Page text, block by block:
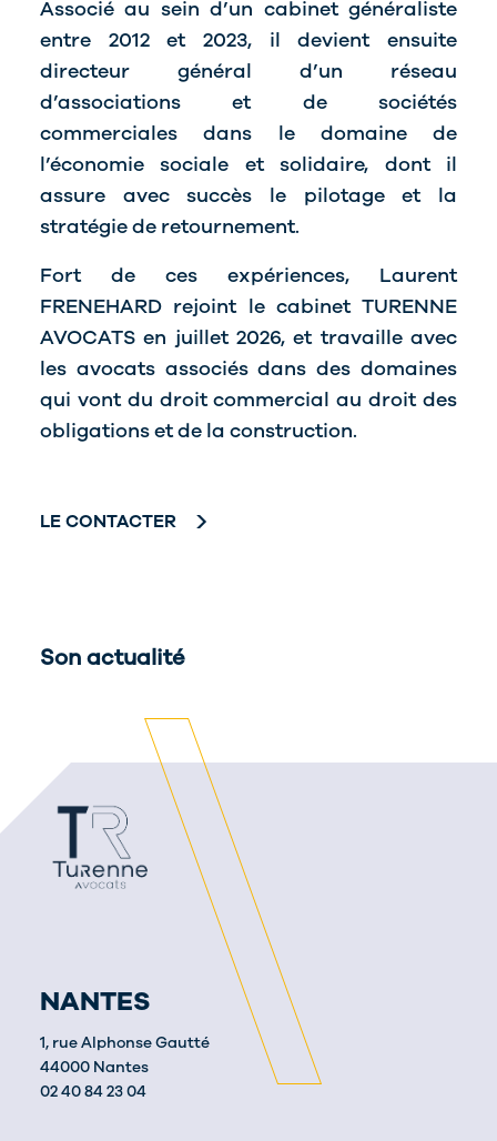
Associé au sein d’un cabinet généraliste
entre 2012 et 2023, il devient ensuite
directeur général d’un réseau
d’associations et de sociétés
commerciales dans le domaine de
l’économie sociale et solidaire, dont il
assure avec succès le pilotage et la
stratégie de retournement.
Fort de ces expériences, Laurent
FRENEHARD rejoint le cabinet TURENNE
AVOCATS en juillet 2026, et travaille avec
les avocats associés dans des domaines
qui vont du droit commercial au droit des
obligations et de la construction.
LE CONTACTER
Son actualité
NANTES
1, rue Alphonse Gautté
44000 Nantes
02 40 84 23 04